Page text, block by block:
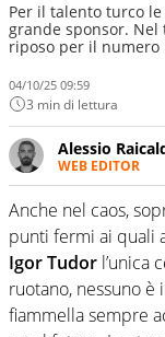
Per il talento turco
grande sponsor.
riposo per il numero
04/10/25 09:59
3 min di lettura
Alessio
WEB EDITOR
Un figlio che
di proprietà
irrinunciabile
Sport indaga,
mondo dello
Anche nel caos,
punti fermi ai quali
Igor Tudor l’unica
ruotano, nessuno
fiammella sempre